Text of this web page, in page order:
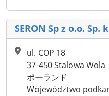
SERON Sp z o.o. Sp.
ul. COP 18
37-450 Stalowa Wola
ポーランド
Województwo